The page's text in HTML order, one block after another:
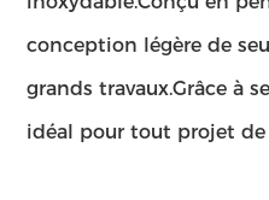
conception légère de
grands travaux.Grâce à
idéal pour tout projet de